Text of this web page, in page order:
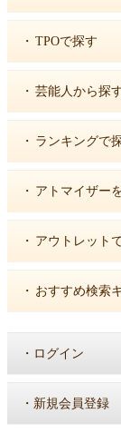
・ TPOで探す
・ 芸能人から探
・ ランキングで
・ アトマイザー
・ アウトレット
・ おすすめ検索
・ ログイン
・ 新規会員登録